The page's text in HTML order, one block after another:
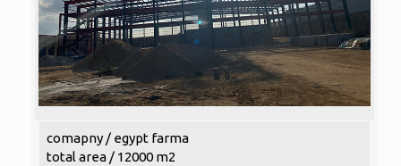
comapny / egypt farma
total area / 12000 m2